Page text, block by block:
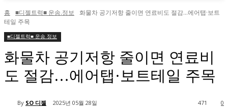
홈 ■디젤트럭■ 운송.정보
화물차 공기저항 줄이면 연료비도 절감…에어탭·보트
테일 주목
■디젤트럭■ 운송.정보
화물차 공기저항 줄이면 연료비
도 절감…에어탭·보트테일 주목
By SO 디젤 2025년 05월 28일 0
471